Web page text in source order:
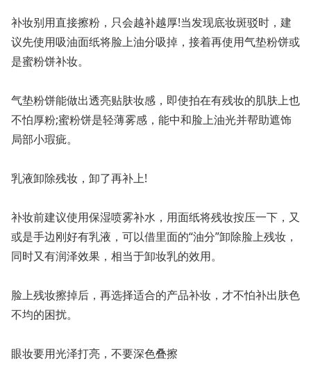
补妆别用直接擦粉，只会越补越厚!当发现底妆斑驳时，建
议先使用吸油面纸将脸上油分吸掉，接着再使用气垫粉饼或
是蜜粉饼补妆。
气垫粉饼能做出透亮贴肤妆感，即使拍在有残妆的肌肤上也
不怕厚粉;蜜粉饼是轻薄雾感，能中和脸上油光并帮助遮饰
局部小瑕疵。
乳液卸除残妆，卸了再补上!
补妆前建议使用保湿喷雾补水，用面纸将残妆按压一下，又
或是手边刚好有乳液，可以借里面的“油分”卸除脸上残妆，
同时又有润泽效果，相当于卸妆乳的效用。
脸上残妆擦掉后，再选择适合的产品补妆，才不怕补出肤色
不均的困扰。
眼妆要用光泽打亮，不要深色叠擦